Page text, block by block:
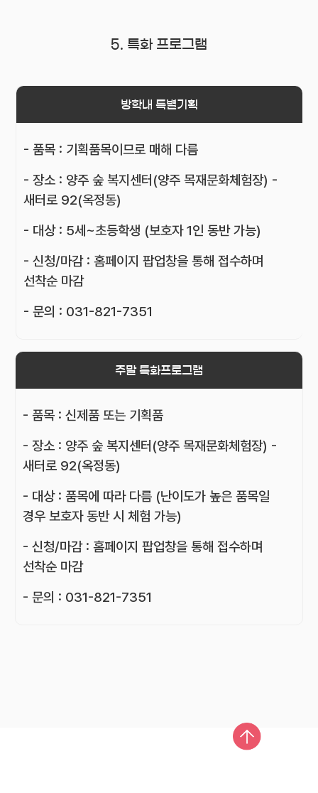
5. 특화 프로그램
방학내 특별기획
- 품목 : 기획품목이므로 매해 다름
- 장소 : 양주 숲 복지센터(양주 목재문화체험장) -
새터로 92(옥정동)
- 대상 : 5세~초등학생 (보호자 1인 동반 가능)
- 신청/마감 : 홈페이지 팝업창을 통해 접수하며
선착순 마감
- 문의 : 031-821-7351
주말 특화프로그램
- 품목 : 신제품 또는 기획품
- 장소 : 양주 숲 복지센터(양주 목재문화체험장) -
새터로 92(옥정동)
- 대상 : 품목에 따라 다름 (난이도가 높은 품목일
경우 보호자 동반 시 체험 가능)
- 신청/마감 : 홈페이지 팝업창을 통해 접수하며
선착순 마감
- 문의 : 031-821-7351